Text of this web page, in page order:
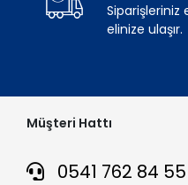
Siparişleriniz
elinize ulaşır.
Müşteri Hattı
0541 762 84